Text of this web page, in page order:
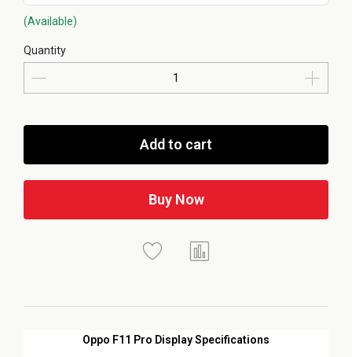
Oppo F11 Pro Display Specifications
(Available)
Quantity
Add to cart
Buy Now